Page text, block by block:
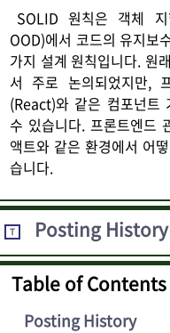
SOLID 원칙은 객체
OOD)에서 코드의 유지보
가지 설계 원칙입니다. 원
서 주로 논의되었지만,
(React)와 같은 컴포넌트
수 있습니다. 프론트엔드
액트와 같은 환경에서 어
습니다.
T Posting History
Table of Contents
Posting History